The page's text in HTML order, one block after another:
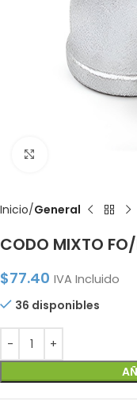
Inicio General
CODO MIXTO
$77.40 IVA Incluido
36 disponibles